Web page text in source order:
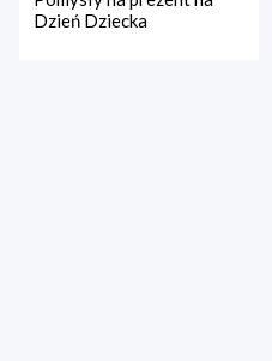
Dzień Dziecka